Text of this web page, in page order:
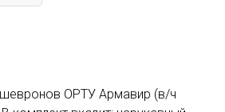
ОРТУ Армавир (в/ч